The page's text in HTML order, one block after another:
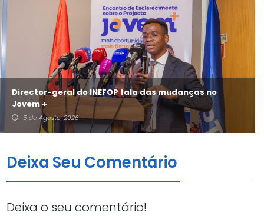
Director-geral do INEFOP fala das mudanças no
Jovem +
5 de Agosto, 2026
Deixa Seu Comentário
Deixa o seu comentário!